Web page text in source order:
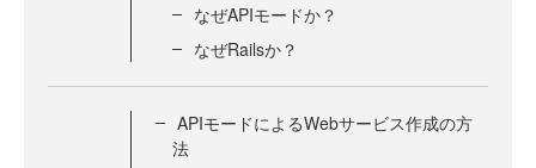
なぜAPIモードか？
なぜRailsか？
APIモードによるWebサービス作成の方
法